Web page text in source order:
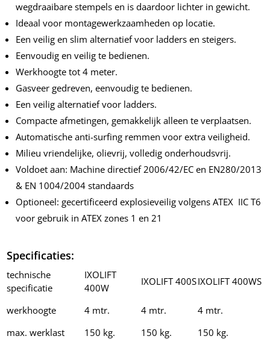
wegdraaibare stempels en is daardoor lichter in gewicht.
Ideaal voor montagewerkzaamheden op locatie.
Een veilig en slim alternatief voor ladders en steigers.
Eenvoudig en veilig te bedienen.
Werkhoogte tot 4 meter.
Gasveer gedreven, eenvoudig te bedienen.
Een veilig alternatief voor ladders.
Compacte afmetingen, gemakkelijk alleen te verplaatsen.
Automatische anti-surfing remmen voor extra veiligheid.
Milieu vriendelijke, olievrij, volledig onderhoudsvrij.
Voldoet aan: Machine directief 2006/42/EC en EN280/2013
& EN 1004/2004 standaards
Optioneel: gecertificeerd explosieveilig volgens ATEX IIC T6
voor gebruik in ATEX zones 1 en 21
Specificaties:
technische
specificatie
IXOLIFT
400W
IXOLIFT 400SIXOLIFT 400WS
werkhoogte 4 mtr. 4 mtr.
4 mtr.
max. werklast
150 kg. 150 kg.
150 kg.